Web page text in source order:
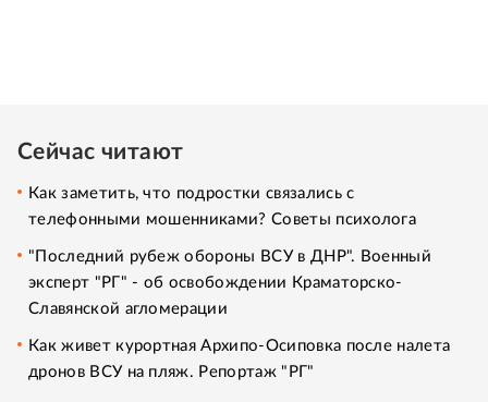
Сейчас читают
Как заметить, что подростки связались с
телефонными мошенниками? Советы психолога
"Последний рубеж обороны ВСУ в ДНР". Военный
эксперт "РГ" - об освобождении Краматорско-
Славянской агломерации
Как живет курортная Архипо-Осиповка после налета
дронов ВСУ на пляж. Репортаж "РГ"